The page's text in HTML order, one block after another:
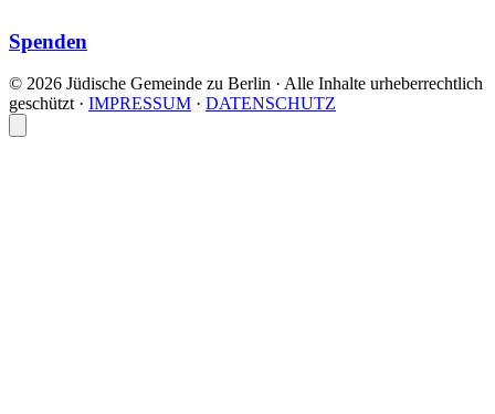
Spenden
© 2026 Jüdische Gemeinde zu Berlin · Alle Inhalte urheberrechtlich
geschützt· IMPRESSUM · DATENSCHUTZ